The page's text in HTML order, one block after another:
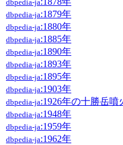
dbpedia-ja
dbpedia-ja:1879年
dbpedia-ja:1880年
dbpedia-ja:1885年
dbpedia-ja:1890年
dbpedia-ja:1893年
dbpedia-ja:1895年
dbpedia-ja:1903年
dbpedia-ja:1926年の十勝岳噴
dbpedia-ja:1948年
dbpedia-ja:1959年
dbpedia-ja:1962年